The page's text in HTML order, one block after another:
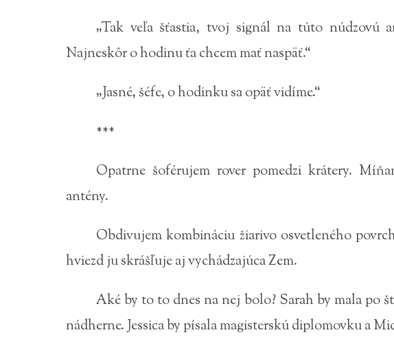
„Tak veľa šťastia, tvoj signál na túto núdzovú
Najneskôr o hodinu ťa chcem mať naspäť.“
„Jasné, šéfe, o hodinku sa opäť vidíme.“
***
Opatrne šoférujem rover pomedzi krátery.
antény.
Obdivujem kombináciu žiarivo osvetleného
hviezd ju skrášľuje aj vychádzajúca Zem.
Aké by to to dnes na nej bolo? Sarah by mala po
nádherne. Jessica by písala magisterskú diplomovku a